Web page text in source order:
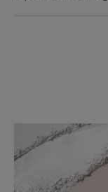
Vorteil
Couvrance